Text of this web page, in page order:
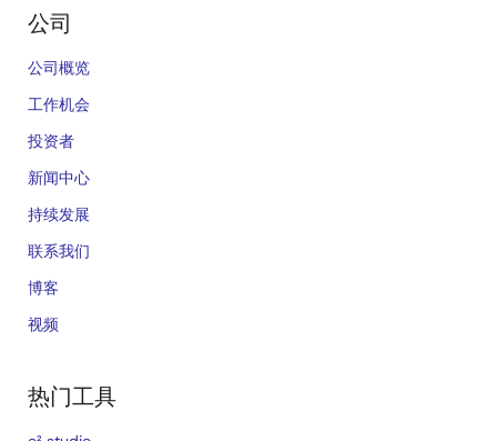
公司
公司概览
工作机会
投资者
新闻中心
持续发展
联系我们
博客
视频
热门工具